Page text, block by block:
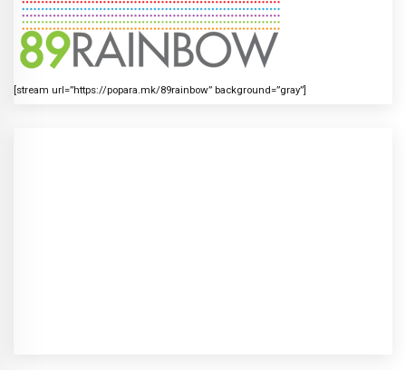
[stream url=”https://popara.mk/89rainbow” background=”gray”]